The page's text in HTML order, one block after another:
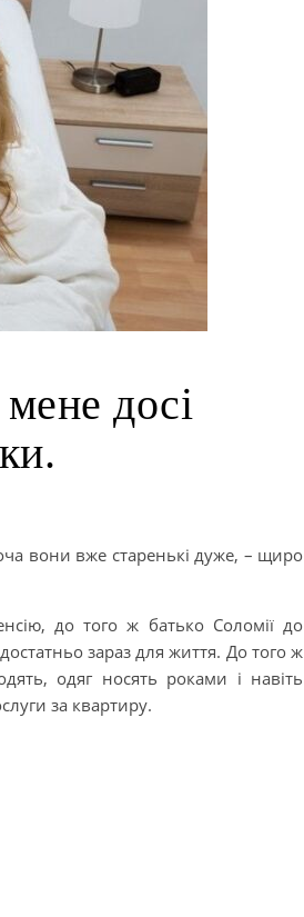
досі
вони вже старенькі дуже, – щиро
до того ж батько Соломії до
зараз для життя. До того ж
одяг носять роками і навіть
за квартиру.